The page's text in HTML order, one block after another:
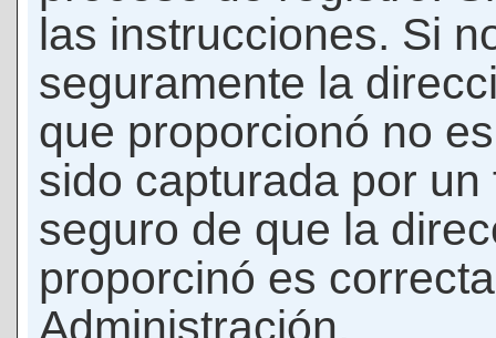
las instrucciones. Si
seguramente la
que proporcionó no
sido capturada por
seguro de que la
proporcinó es
Administración.